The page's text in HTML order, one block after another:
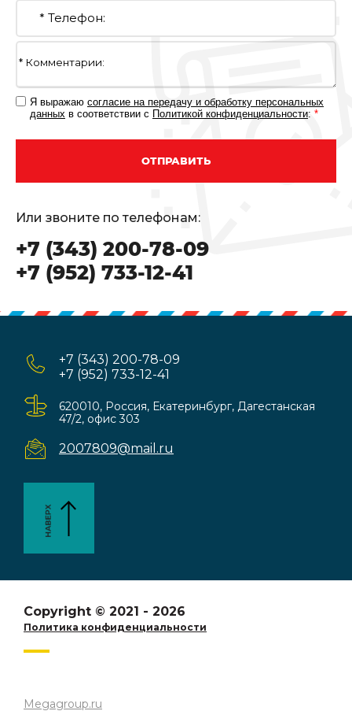
Я выражаю согласие на передачу и обработку персональных
данных в соответствии с Политикой конфиденциальности: *
ОТПРАВИТЬ
Или звоните по телефонам:
+7 (343) 200-78-09
+7 (952) 733-12-41
+7 (343) 200-78-09
+7 (952) 733-12-41
620010, Россия, Екатеринбург, Дагестанская
47/2, офис 303
2007809@mail.ru
Copyright © 2021 - 2026
Политика конфиденциальности
Megagroup.ru